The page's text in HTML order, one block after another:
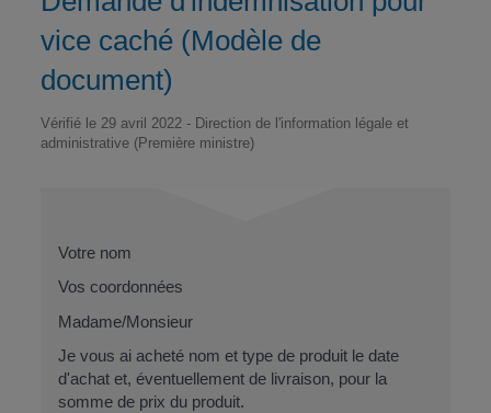
vice caché (Modèle de
document)
Vérifié le 29 avril 2022 - Direction de l'information légale et
administrative (Première ministre)
Votre nom
Vos coordonnées
Madame/Monsieur
Je vous ai acheté nom et type de produitle date
d'achat et, éventuellement de livraison, pour la
somme de prix du produit.